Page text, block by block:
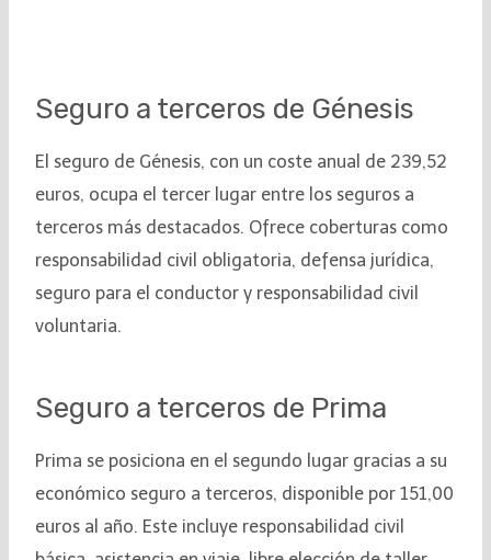
Seguro a terceros de Génesis
El seguro de Génesis, con un coste anual de 239,52
euros, ocupa el tercer lugar entre los seguros a
terceros más destacados. Ofrece coberturas como
responsabilidad civil obligatoria, defensa jurídica,
seguro para el conductor y responsabilidad civil
voluntaria.
Seguro a terceros de Prima
Prima se posiciona en el segundo lugar gracias a su
económico seguro a terceros, disponible por 151,00
euros al año. Este incluye responsabilidad civil